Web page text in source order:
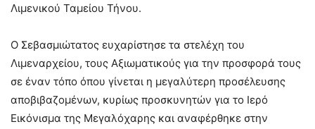
Λιμενικού Ταμείου Τήνου.
Ο Σεβασμιώτατος ευχαρίστησε τα στελέχη του
Λιμεναρχείου, τους Αξιωματικούς για την προσφορά τους
σε έναν τόπο όπου γίνεται η μεγαλύτερη προσέλευσης
αποβιβαζομένων, κυρίως προσκυνητών για το Ιερό
Εικόνισμα της Μεγαλόχαρης και αναφέρθηκε στην